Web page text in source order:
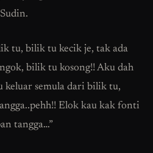
tu, bilik tu kecik je, tak ada
bilik tu kosong!! Aku dah
keluar semula dari bilik tu,
Elok kau kak fonti
tangga…”